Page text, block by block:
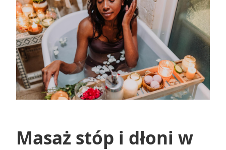
Masaż stóp i dłoni w